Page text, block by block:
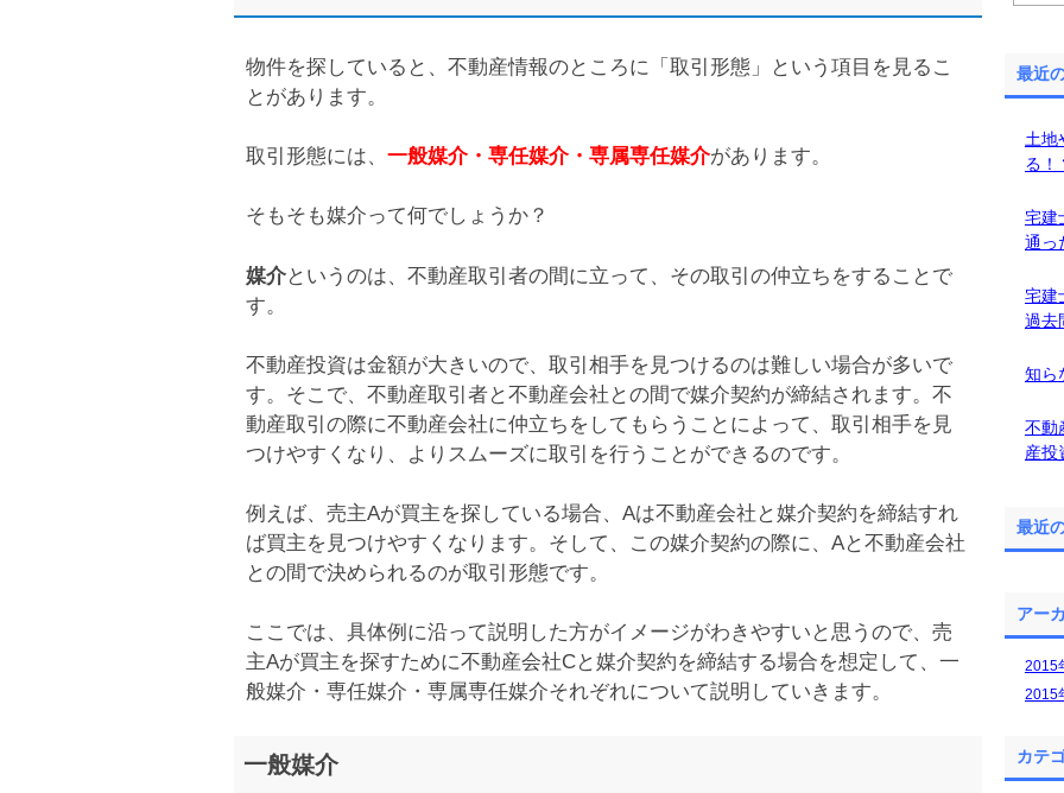
物件を探していると、不動産情報のところに「取引形態」という項目を見るこ
とがあります。
取引形態には、 一般媒介・専任媒介・専属専任媒介があります。
そもそも媒介って何でしょうか？
媒介というのは、不動産取引者の間に立って、その取引の仲立ちをすることで
す。
不動産投資は金額が大きいので、取引相手を見つけるのは難しい場合が多いで
す。そこで、不動産取引者と不動産会社との間で媒介契約が締結されます。不
動産取引の際に不動産会社に仲立ちをしてもらうことによって、取引相手を見
つけやすくなり、よりスムーズに取引を行うことができるのです。
例えば、売主Aが買主を探している場合、Aは不動産会社と媒介契約を締結すれ
ば買主を見つけやすくなります。そして、この媒介契約の際に、Aと不動産会社
との間で決められるのが取引形態です。
ここでは、具体例に沿って説明した方がイメージがわきやすいと思うので、売
主Aが買主を探すために不動産会社Cと媒介契約を締結する場合を想定して、一
般媒介・専任媒介・専属専任媒介それぞれについて説明していきます。
一般媒介
最近
土地
る！
宅建
通っ
宅建
過去
知ら
不動
産投
最近
アー
2015
2015
カテ